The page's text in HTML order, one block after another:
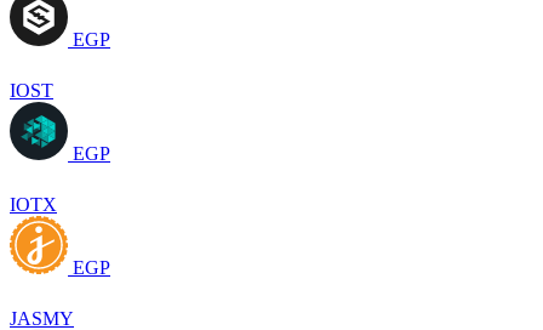
EGP
IOST
EGP
IOTX
EGP
JASMY